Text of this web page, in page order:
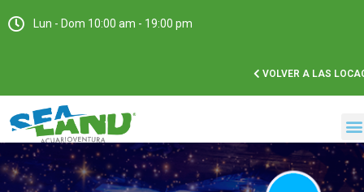
Lun - Dom 10:00 am - 19:00 pm
VOLVER A LAS